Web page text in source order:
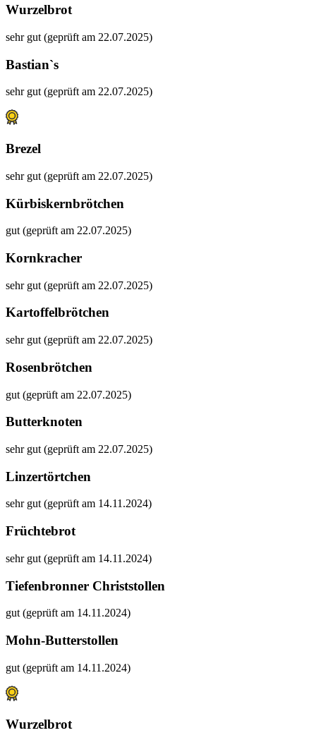
Wurzelbrot
sehr gut (geprüft am 22.07.2025)
Bastian`s
sehr gut (geprüft am 22.07.2025)
Brezel
sehr gut (geprüft am 22.07.2025)
Kürbiskernbrötchen
gut (geprüft am 22.07.2025)
Kornkracher
sehr gut (geprüft am 22.07.2025)
Kartoffelbrötchen
sehr gut (geprüft am 22.07.2025)
Rosenbrötchen
gut (geprüft am 22.07.2025)
Butterknoten
sehr gut (geprüft am 22.07.2025)
Linzertörtchen
sehr gut (geprüft am 14.11.2024)
Früchtebrot
sehr gut (geprüft am 14.11.2024)
Tiefenbronner Christstollen
gut (geprüft am 14.11.2024)
Mohn-Butterstollen
gut (geprüft am 14.11.2024)
Wurzelbrot